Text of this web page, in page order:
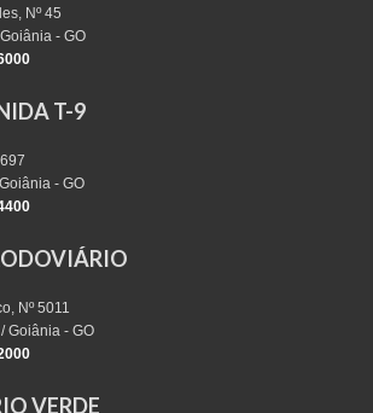
Nº 45
- GO
T-9
- GO
Nº 5011
Goiânia - GO
VERDE